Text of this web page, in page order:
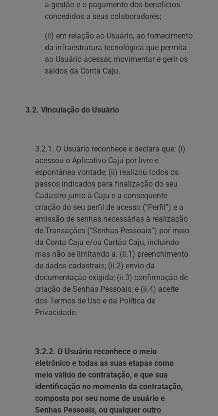
a gestão e o pagamento dos benefícios
concedidos a seus colaboradores;
(ii) em relação ao Usuário, ao fornecimento
da infraestrutura tecnológica que permita
ao Usuário acessar, movimentar e gerir os
saldos da Conta Caju.
3.2. Vinculação do Usuário
3.2.1. O Usuário reconhece e declara que: (i)
acessou o Aplicativo Caju por livre e
espontânea vontade; (ii) realizou todos os
passos indicados para finalização do seu
Cadastro junto à Caju e a consequente
criação do seu perfil de acesso (“Perfil”) e a
emissão de senhas necessárias à realização
de Transações (“Senhas Pessoais”) por meio
da Conta Caju e/ou Cartão Caju, incluindo
mas não se limitando a: (ii.1) preenchimento
de dados cadastrais; (ii.2) envio da
documentação exigida; (ii.3) confirmação de
criação de Senhas Pessoais; e (ii.4) aceite
dos Termos de Uso e da Política de
Privacidade‍.
3.2.2. O Usuário reconhece o meio
eletrônico e todas as suas etapas como
meio válido de contratação, e que sua
identificação no momento da contratação,
composta por seu nome de usuário e
Senhas Pessoais, ou qualquer outro